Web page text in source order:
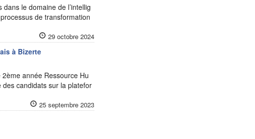
le domaine de l’intellig
de transformation
29 octobre 2024
à Bizerte
année Ressource Hu
candidats sur la platefor
25 septembre 2023